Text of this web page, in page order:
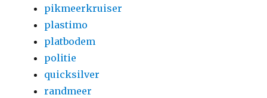
pikmeerkruiser
plastimo
platbodem
politie
quicksilver
randmeer